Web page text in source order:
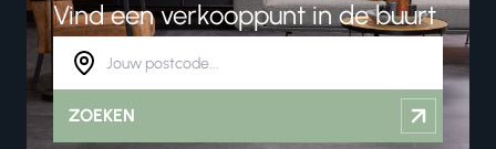
Vind een verkooppunt in de buurt
ZOEKEN